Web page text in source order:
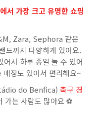
서 가장 크고 유명한 쇼핑
Zara, Sephora 같은
드까지 다양하게 있어요.
어서 하루 종일 놀 수 있어
장도 있어서 편리해요~
do Benfica) 축구 경
가는 사람도 많아요 ⚽